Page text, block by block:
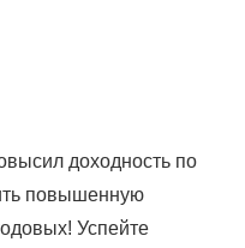
доходность по
повышенную
Успейте